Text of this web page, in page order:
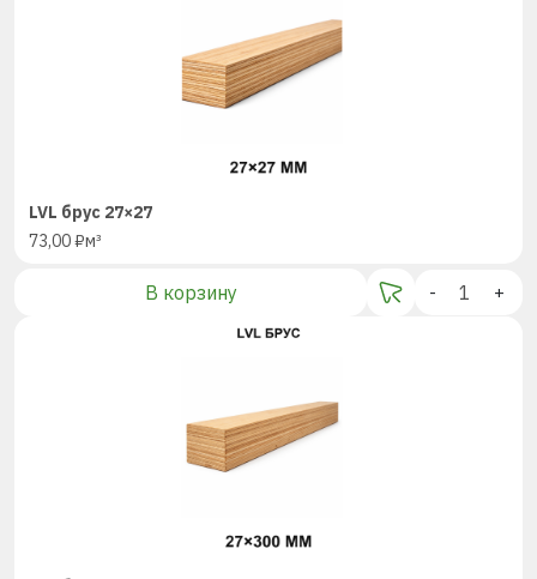
LVL брус 27×27
73,00₽м³
В корзину - +